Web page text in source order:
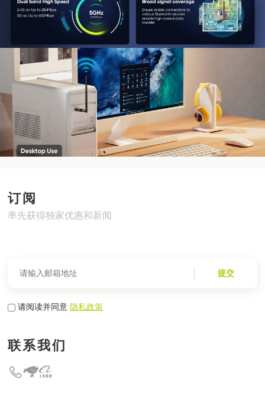
订阅
率先获得独家优惠和新闻
提交
请阅读并同意隐私政策
联系我们